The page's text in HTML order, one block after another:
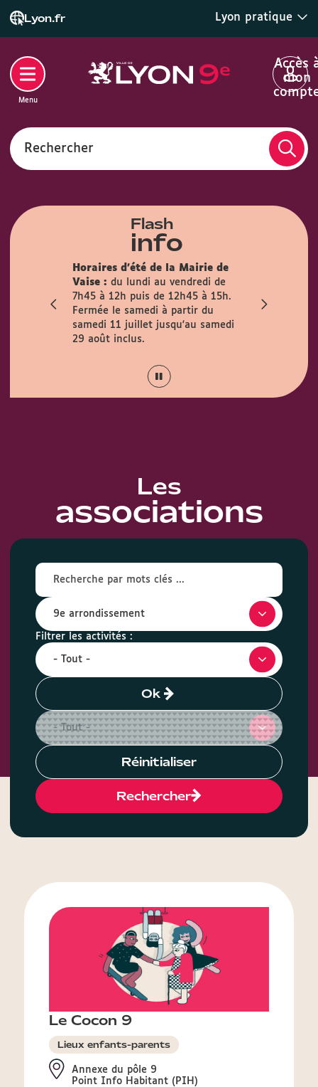
Lyon.fr Lyon pratique
Rechercher
Accès
mon
Menu
Flash
info
Horaires d'été de la Mairie de
Vaise : du lundi au vendredi de
7h45 à 12h puis de 12h45 à 15h.
Fermée le samedi à partir du
samedi 11 juillet jusqu'au samedi
29 août inclus.
Les
associations
Filtrer les activités :
Ok
Réinitialiser
Rechercher
Le Cocon 9
Lieux enfants-parents
Annexe du pôle 9
Point Info Habitant (PIH)